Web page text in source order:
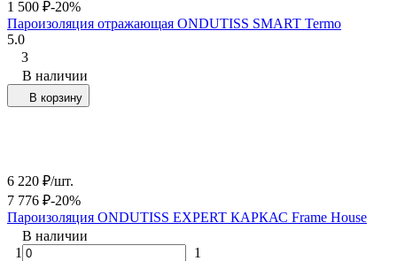
1 500 ₽-20%
Пароизоляция отражающая ONDUTISS SMART Termo
5.0
3
В наличии
В корзину
6 220 ₽/шт.
7 776 ₽-20%
Пароизоляция ONDUTISS EXPERT КАРКАС Frame House
В наличии
1
1